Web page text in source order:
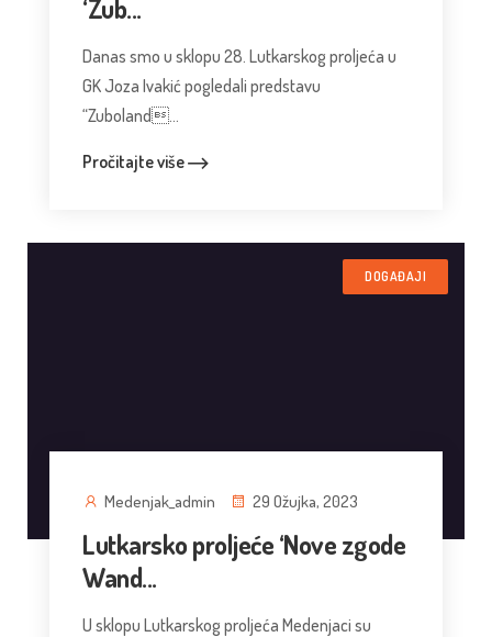
‘Zub...
Danas smo u sklopu 28. Lutkarskog proljeća u
GK Joza Ivakić pogledali predstavu
“Zuboland...
Pročitajte više
DOGAĐAJI
Medenjak_admin 29 Ožujka, 2023
Lutkarsko proljeće ‘Nove zgode
Wand...
U sklopu Lutkarskog proljeća Medenjaci su